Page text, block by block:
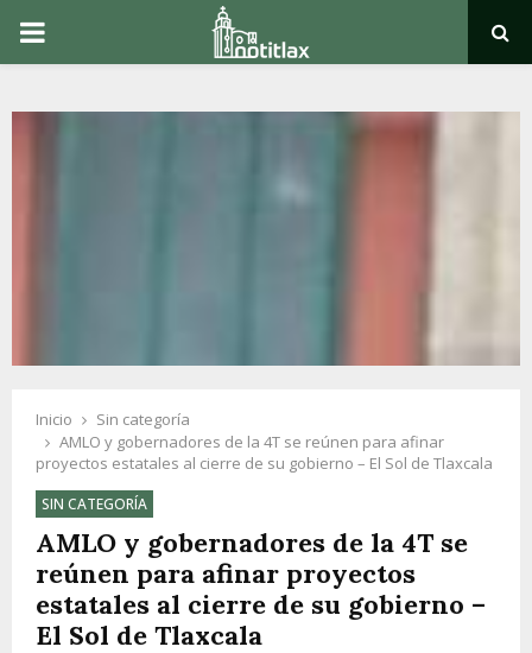
PRIMARY
Inicio
Sin categoría
AMLO y gobernadores de la 4T se reúnen para afinar
proyectos estatales al cierre de su gobierno – El Sol de Tlaxcala
SIN CATEGORÍA
AMLO y gobernadores de la 4T se
reúnen para afinar proyectos
estatales al cierre de su gobierno –
El Sol de Tlaxcala